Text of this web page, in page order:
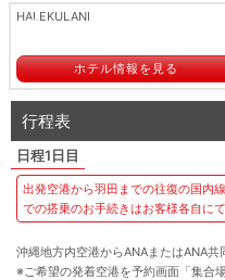
HALEKULANI
ホテル情報を見る
行程表
1日目
出発空港から羽田までの往復の国内
での搭乗のお手続きはお客様各自に
沖縄地方内空港からANAまたはANA共
※ご希望の発着空港を予約画面「集合